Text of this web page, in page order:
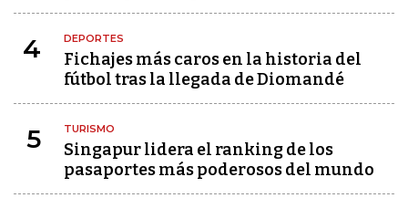
4 DEPORTES
Fichajes más caros en la historia del
fútbol tras la llegada de Diomandé
5 TURISMO
Singapur lidera el ranking de los
pasaportes más poderosos del mundo